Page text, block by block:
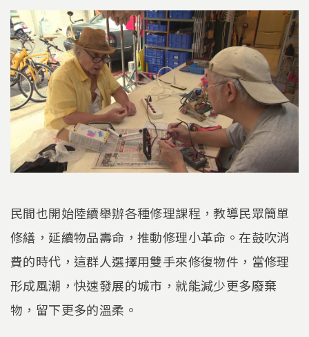
民間也開始陸續舉辦各種修理課程，教導民眾簡單
修繕，延續物品壽命，推動修理小革命。在鼓吹消
費的時代，這群人選擇用雙手來修復物件，當修理
形成風潮，快速發展的城市，就能減少更多廢棄
物，留下更多的溫柔。